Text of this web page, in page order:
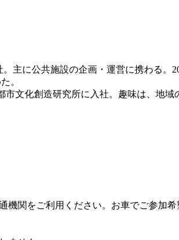
主に公共施設の企画・運営に携わる
。
文化創造研究所に入社。趣味は、地
機関をご利用ください。お車でご参加